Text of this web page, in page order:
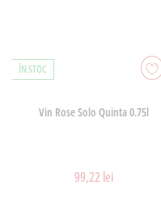
ÎN STOC
Vin Rose Solo Quinta 0.75l
99,22 lei